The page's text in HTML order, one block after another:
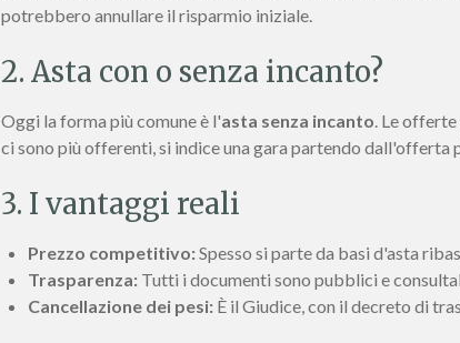
potrebbero annullare il risparmio iniziale.
2. Asta con o senza incanto?
Oggi la forma più comune è l'asta senza incanto. Le
ci sono più offerenti, si indice una gara partendo dall'offerta
3. I vantaggi reali
Prezzo competitivo:Spesso si parte da basi d'asta
Trasparenza: Tutti i documenti sono pubblici e
Cancellazione dei pesi: È il Giudice, con il decreto di